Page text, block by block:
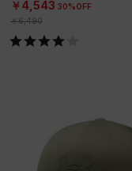
￥4,543 30%OFF
￥6,490